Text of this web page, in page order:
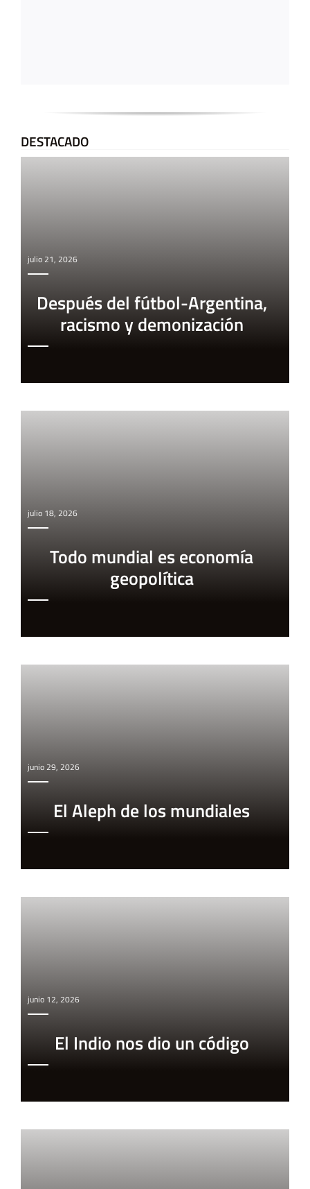
DESTACADO
julio 21, 2026
Después del fútbol-Argentina,
racismo y demonización
julio 18, 2026
Todo mundial es economía
geopolítica
junio 29, 2026
El Aleph de los mundiales
junio 12, 2026
El Indio nos dio un código